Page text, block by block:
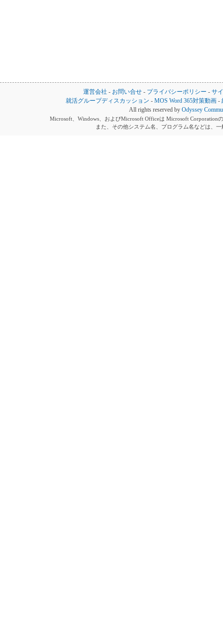
運営会社 - お問い合せ - プライバシーポリシー - サ
就活グループディスカッション -MOS Word 365対策動画 -
All rights reserved by Odyssey
Microsoft、Windows、およびMicrosoft Officeは Microsoft Corporation
また、その他システム名、プログラム名などは、